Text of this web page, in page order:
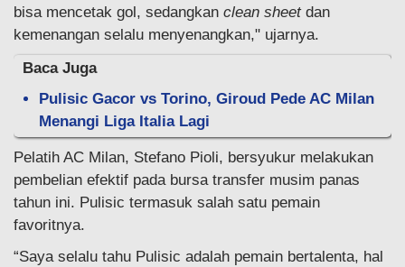
bisa mencetak gol, sedangkan clean sheetdan
kemenangan selalu menyenangkan," ujarnya.
Baca Juga
Pulisic Gacor vs Torino, Giroud Pede AC Milan
Menangi Liga Italia Lagi
Pelatih AC Milan, Stefano Pioli, bersyukur melakukan
pembelian efektif pada bursa transfer musim panas
tahun ini. Pulisic termasuk salah satu pemain
favoritnya.
“Saya selalu tahu Pulisic adalah pemain bertalenta, hal